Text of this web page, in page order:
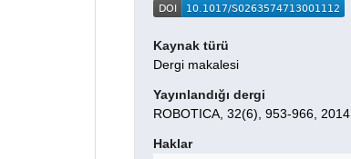
Kaynak türü
Dergi makalesi
Yayınlandığı dergi
ROBOTICA, 32(6), 953-966, 2014.
Haklar